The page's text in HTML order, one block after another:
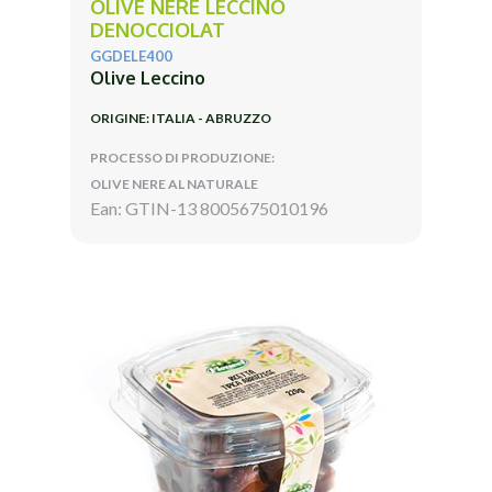
OLIVE NERE LECCINO
DENOCCIOLAT
GGDELE400
Olive Leccino
ORIGINE: ITALIA - ABRUZZO
PROCESSO DI PRODUZIONE:
OLIVE NERE AL NATURALE
Ean: GTIN-13 8005675010196